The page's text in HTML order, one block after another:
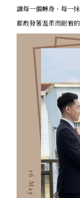
讓每一個轉身、每一
都散發著溫柔而耐看